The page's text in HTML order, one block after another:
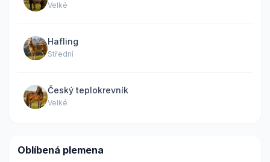
Velké
Hafling
Střední
Český teplokrevník
Velké
Oblíbená plemena